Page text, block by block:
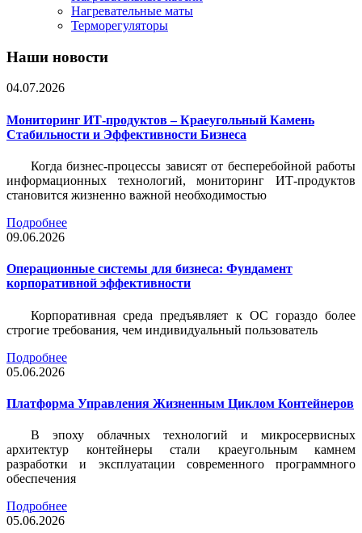
Нагревательные маты
Терморегуляторы
Наши новости
04.07.2026
Мониторинг ИТ-продуктов – Краеугольный Камень
Стабильности и Эффективности Бизнеса
Когда бизнес-процессы зависят от бесперебойной работы
информационных технологий, мониторинг ИТ-продуктов
становится жизненно важной необходимостью
Подробнее
09.06.2026
Операционные системы для бизнеса: Фундамент
корпоративной эффективности
Корпоративная среда предъявляет к ОС гораздо более
строгие требования, чем индивидуальный пользователь
Подробнее
05.06.2026
Платформа Управления Жизненным Циклом Контейнеров
В эпоху облачных технологий и микросервисных
архитектур контейнеры стали краеугольным камнем
разработки и эксплуатации современного программного
обеспечения
Подробнее
05.06.2026